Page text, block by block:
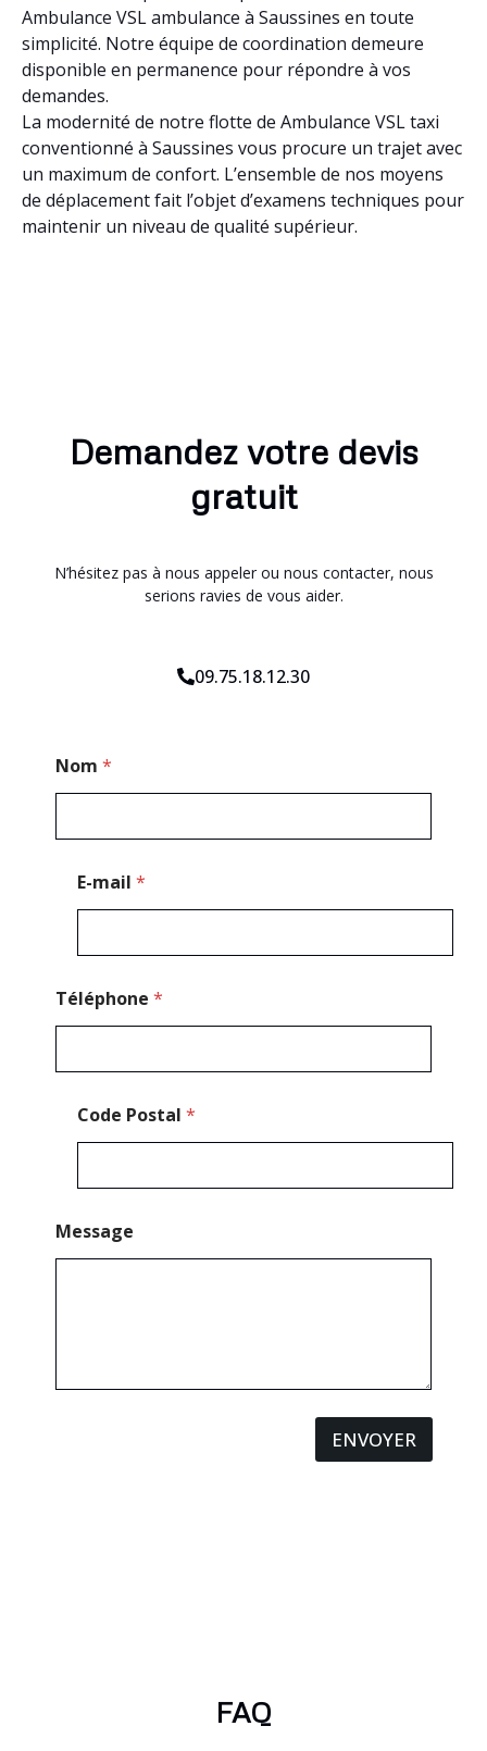
Ambulance VSL ambulance à Saussines en toute
simplicité. Notre équipe de coordination demeure
disponible en permanence pour répondre à vos
demandes.
La modernité de notre flotte de Ambulance VSL taxi
conventionné à Saussines vous procure un trajet avec
un maximum de confort. L’ensemble de nos moyens
de déplacement fait l’objet d’examens techniques pour
maintenir un niveau de qualité supérieur.
Demandez votre devis
gratuit
N’hésitez pas à nous appeler ou nous contacter, nous
serions ravies de vous aider.
09.75.18.12.30
Nom *
*
E-mail *
Téléphone *
Code Postal *
Message
ENVOYER
FAQ